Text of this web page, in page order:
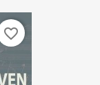
favorite_border